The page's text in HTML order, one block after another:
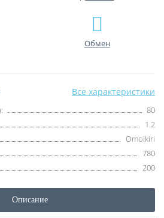
Обмен
Все характеристики
80
1.2
Omoikiri
780
200
Описание